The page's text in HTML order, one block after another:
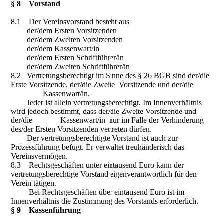
§ 8 Vorstand
8.1 Der Vereinsvorstand besteht aus
der/dem Ersten Vorsitzenden
der/dem Zweiten Vorsitzenden
der/dem Kassenwart/in
der/dem Ersten Schriftführer/in
der/dem Zweiten Schriftführer/in
8.2 Vertretungsberechtigt im Sinne des § 26 BGB sind der/die
Erste Vorsitzende, der/die Zweite Vorsitzende und der/die
Kassenwart/in.
Jeder ist allein vertretungsberechtigt. Im Innenverhältnis
wird jedoch bestimmt, dass der/die Zweite Vorsitzende und
der/die Kassenwart/in nur im Falle der Verhinderung
des/der Ersten Vorsitzenden vertreten dürfen.
Der vertretungsberechtigte Vorstand ist auch zur
Prozessführung befugt. Er verwaltet treuhänderisch das
Vereinsvermögen.
8.3 Rechtsgeschäften unter eintausend Euro kann der
vertretungsberechtige Vorstand eigenverantwortlich für den
Verein tätigen.
Bei Rechtsgeschäften über eintausend Euro ist im
Innenverhältnis die Zustimmung des Vorstands erforderlich.
§ 9 Kassenführung